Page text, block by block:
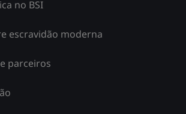
no BSI
escravidão moderna
parceiros